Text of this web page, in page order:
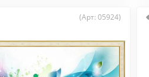
(Арт: 05924)